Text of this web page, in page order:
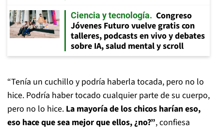
Ciencia y tecnología
Congreso
Jóvenes Futuro vuelve gratis con
talleres, podcasts en vivo y debates
sobre IA, salud mental y scroll
“Tenía un cuchillo y podría haberla tocada, pero no lo
hice. Podría haber tocado cualquier parte de su cuerpo,
pero no lo hice. La mayoría de los chicos harían eso,
eso hace que sea mejor que ellos, ¿no?”, confiesa